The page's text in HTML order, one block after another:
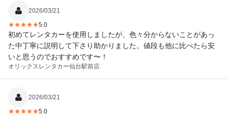
2026/03/21
5.0
初めてレンタカーを使用しましたが、色々分からないことがあっ
た中丁寧に説明して下さり助かりました。値段も他に比べたら安
いと思うのでおすすめです〜！
オリックスレンタカー仙台駅前店
2026/03/21
5.0